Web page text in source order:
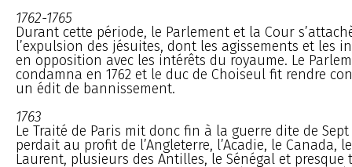
1762-1765
Durant cette période, le Parlement et la Cour
l’expulsion des jésuites, dont les agissements et les
en opposition avec les intérêts du royaume. Le
condamna en 1762 et le duc de Choiseul fit rendre
un édit de bannissement.
1763
Le Traité de Paris mit donc fin à la guerre dite de Sept
perdait au profit de l’Angleterre, l’Acadie, le Canada,
Laurent, plusieurs des Antilles, le Sénégal et presque